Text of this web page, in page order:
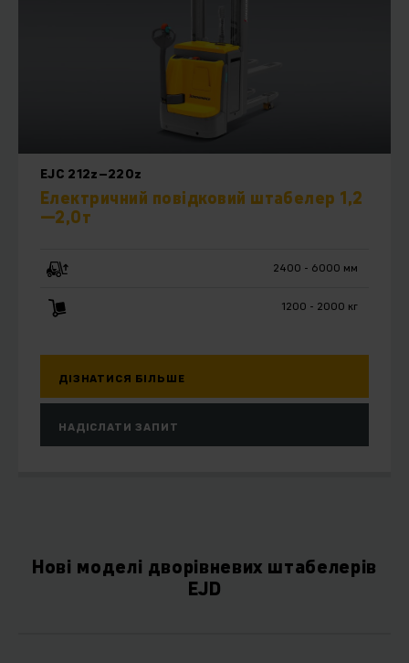
EJC 212z–220z
Електричний повідковий штабелер 1,2
—2,0т
2400 - 6000 мм
1200 - 2000 кг
ДІЗНАТИСЯ БІЛЬШЕ
НАДІСЛАТИ ЗАПИТ
Нові моделі дворівневих штабелерів
EJD